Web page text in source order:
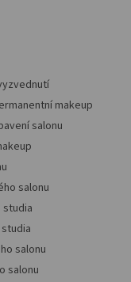
makeup
salonu
salonu
studia
salonu
salonu